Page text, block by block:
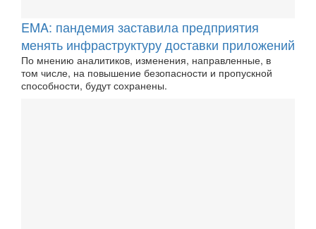
EMA: пандемия заставила предприятия
менять инфраструктуру доставки приложений
По мнению аналитиков, изменения, направленные, в
том числе, на повышение безопасности и пропускной
способности, будут сохранены.